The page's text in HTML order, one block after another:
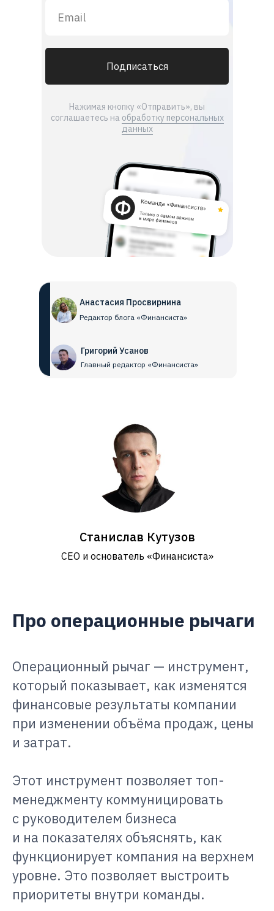
Нажимая кнопку «Отправить», вы
соглашаетесь на обработку персональных
данных
Подписаться
Григорий Усанов
Главный редактор «Финансиста»
Анастасия Просвирнина
Редактор блога «Финансиста»
Станислав Кутузов
СЕО и основатель «Финансиста»
Про операционные рычаги
Операционный рычаг — инструмент,
который показывает, как изменятся
финансовые результаты компании
при изменении объёма продаж, цены
и затрат.
Этот инструмент позволяет топ-
менеджменту коммуницировать
с руководителем бизнеса
и на показателях объяснять, как
функционирует компания на верхнем
уровне. Это позволяет выстроить
приоритеты внутри команды.